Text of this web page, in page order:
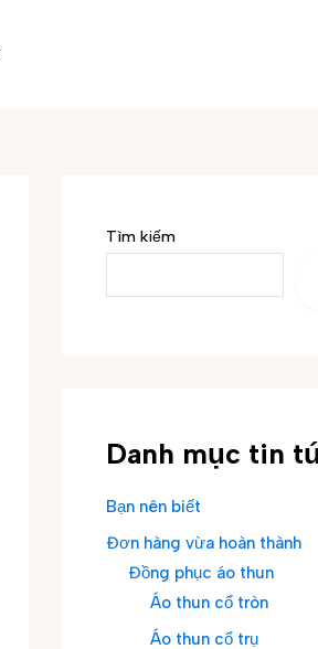
Tìm kiếm
Danh mục tin
Bạn nên biết
Đơn hàng vừa hoàn thành
Đồng phục áo thun
Áo thun cổ tròn
Áo thun cổ trụ